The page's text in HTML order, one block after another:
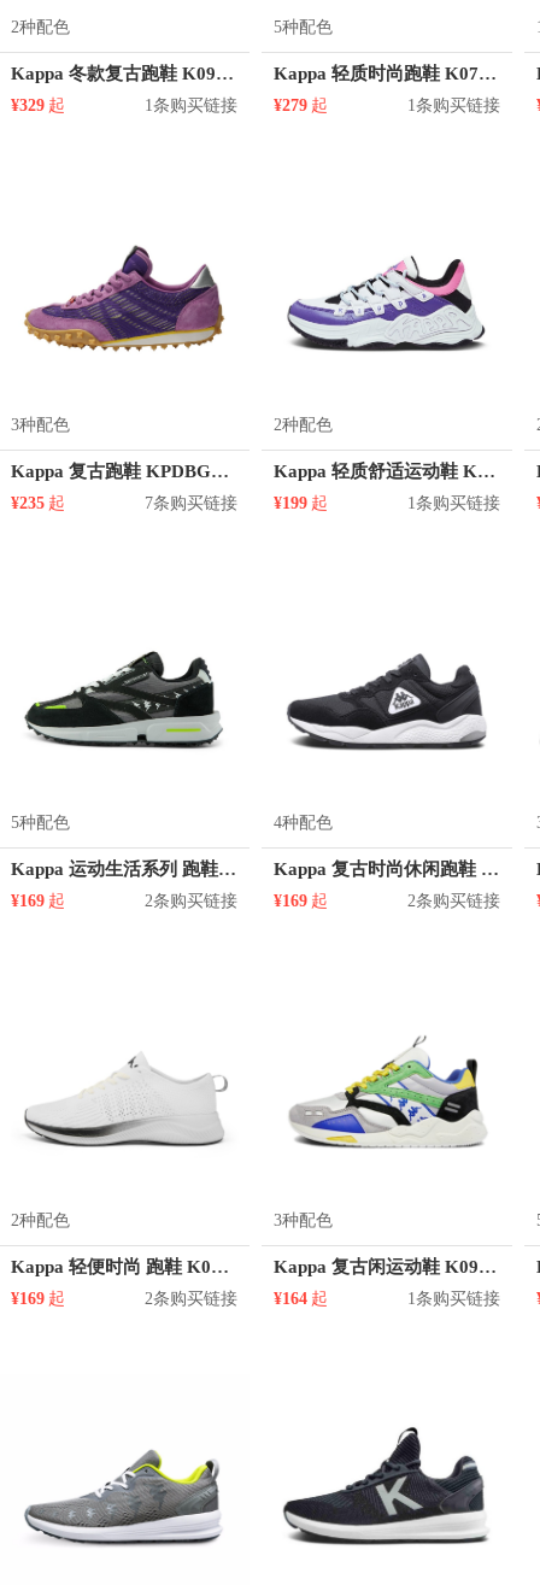
2种配色
Kappa 冬款复古跑鞋 K0925MM37D
¥329 起 1条购买链接
5种配色
Kappa 轻质时尚跑鞋 K0715MQ68D
¥279 起 1条购买链接
3种配色
Kappa 复古跑鞋 KPDBGMM80C
¥235 起 7条购买链接
2种配色
Kappa 轻质舒适运动鞋 K0965MQ10
¥199 起 1条购买链接
5种配色
Kappa 运动生活系列 跑鞋 K0AZ5MM69
¥169 起 2条购买链接
4种配色
Kappa 复古时尚休闲跑鞋 K0865MM32
¥169 起 2条购买链接
2种配色
Kappa 轻便时尚 跑鞋 K0AW5MQ90
¥169 起 2条购买链接
3种配色
Kappa 复古闲运动鞋 K09Y5MM86D
¥164 起 1条购买链接